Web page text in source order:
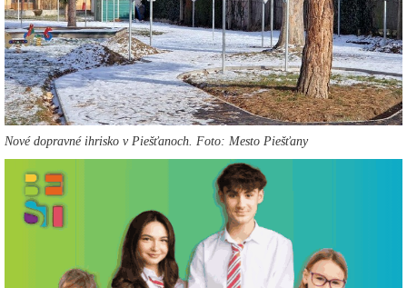
Nové dopravné ihrisko v Piešťanoch. Foto: Mesto Piešťany